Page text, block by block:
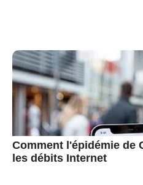
Comment l'épidémie de
les débits Internet